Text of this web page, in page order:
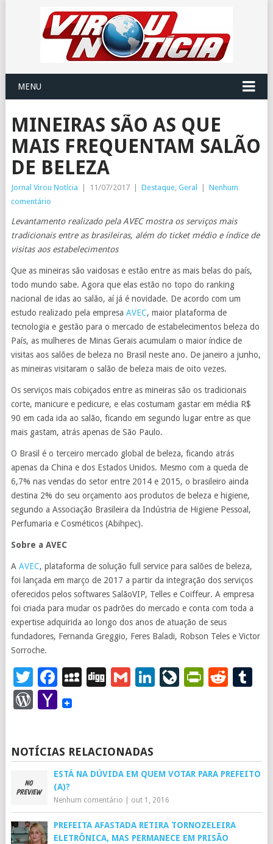
MENU
MINEIRAS SÃO AS QUE
MAIS FREQUENTAM SALÃO
DE BELEZA
Jornal Virou Notícia 11/07/2017 Destaque, Geral
Nenhum
comentário
Levantamento realizado pela AVEC mostra os serviços mais
tradicionais entre as brasileiras, além do ticket médio e índice de
visitas aos estabelecimentos
Que as mineiras são vaidosas e estão entre as mais belas do país,
todo mundo sabe. Agora que elas estão no topo do ranking
nacional de idas ao salão, aí já é novidade. De acordo com um
estudo realizado pela empresa AVEC, maior plataforma de
tecnologia e gestão para o mercado de estabelecimentos beleza do
País, as mulheres de Minas Gerais acumulam o maior índice de
visitas aos salões de beleza no Brasil neste ano. De janeiro a junho,
as mineiras visitaram o salão de beleza mais de oito vezes.
Os serviços mais cobiçados entre as mineiras são os tradicionais
corte, manicure e pedicure, e elas costumam gastar em média R$
90 em cada ida ao salão, ficando em segundo lugar entre as que
mais gastam, atrás apenas de São Paulo.
O Brasil é o terceiro mercado global de beleza, ficando atrás
apenas da China e dos Estados Unidos. Mesmo com a queda de
6,7% nas vendas do setor entre 2014 e 2015, o brasileiro ainda
destina 2% do seu orçamento aos produtos de beleza e higiene,
segundo a Associação Brasileira da Indústria de Higiene Pessoal,
Perfumaria e Cosméticos (Abihpec).
Sobre a AVEC
A AVEC, plataforma de solução full service para salões de beleza,
foi lançada em março de 2017 a partir da integração dos serviços
oferecidos pelos softwares SalãoVIP, Telles e Coiffeur. A empresa
foi criada para mudar os padrões do mercado e conta com toda a
expertise adquirida ao longo dos anos de atuação de seus
fundadores, Fernanda Greggio, Feres Baladi, Robson Teles e Victor
Sorroche.
Twitter
Facebook
MySpace
DiggGmailLinkedIn
WordPress
Yahoo
NOTÍCIAS RELACIONADAS
ESTÁ NA DÚVIDA EM QUEM VOTAR PARA PREFEITO
(A)?
Nenhum comentário out 1, 2016
PREFEITA AFASTADA RETIRA TORNOZELEIRA
ELETRÔNICA, MAS PERMANECE EM PRISÃO